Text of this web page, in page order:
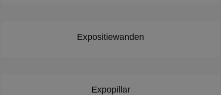
Expositiewanden
Expopillar